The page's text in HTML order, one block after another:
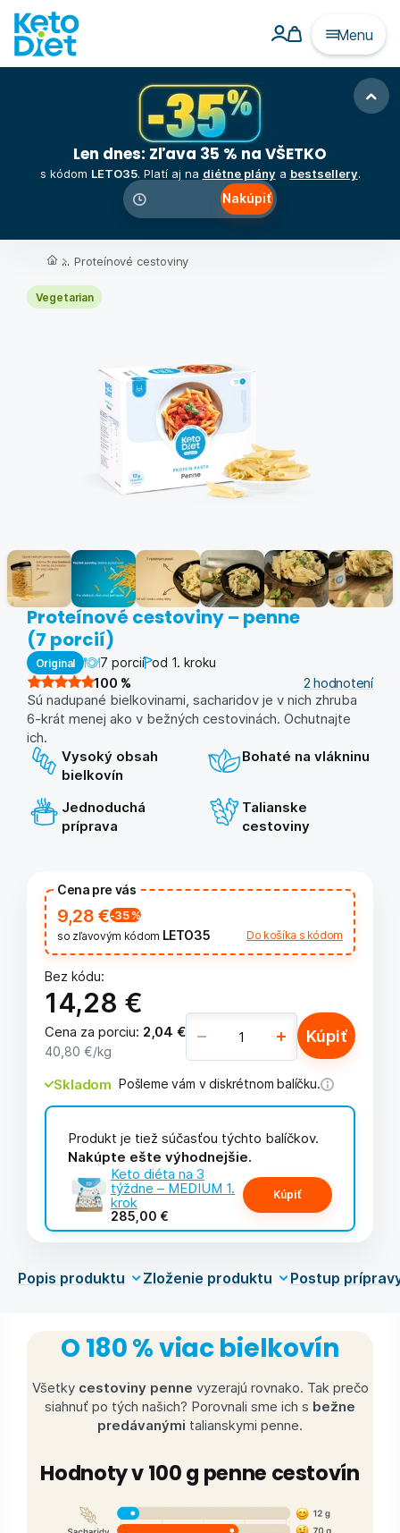
Menu
Len dnes: Zľava 35 % na VŠETKO
s kódom LETO35. Platí aj na diétne plány a bestsellery.
Nakúpiť
... Proteínové cestoviny
Vegetarian
Proteínové cestoviny – penne
(7 porcií)
Original 7 porcií od 1. kroku
100 % 2 hodnotení
Sú nadupané bielkovinami, sacharidov je v nich zhruba
6-krát menej ako v bežných cestovinách. Ochutnajte
ich.
Vysoký obsah
bielkovín
Bohaté na vlákninu
Jednoduchá
príprava
Talianske
cestoviny
Cena pre vás
9,28 €-35%
so zľavovým kódom LETO35 Do košíka s kódom
Bez kódu:
14,28 €
Cena za porciu: 2,04 €
40,80 €/kg
Kúpiť
Skladom Pošleme vám v diskrétnom balíčku.
Produkt je tiež súčasťou týchto balíčkov.
Nakúpte ešte výhodnejšie.
Keto diéta na 3
týždne – MEDIUM 1.
krok
285,00 €
Kúpiť
Popis produktu Zloženie produktu Postup
O 180 % viac bielkovín
Všetky cestoviny penne vyzerajú rovnako. Tak prečo
siahnuť po tých našich? Porovnali sme ich s bežne
predávanými talianskymi penne.
Hodnoty v 100 g penne cestovín